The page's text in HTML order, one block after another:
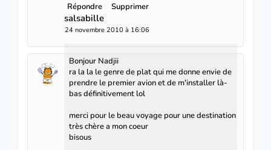
Répondre Supprimer
salsabille
24 novembre 2010 à 16:06
Bonjour Nadjii
ra la la le genre de plat qui me donne envie de
prendre le premier avion et de m'installer là-
bas définitivement lol
merci pour le beau voyage pour une destination
très chère a mon coeur
bisous